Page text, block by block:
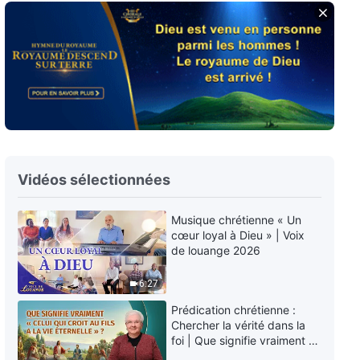
21:40
Film chrétien – Pourquoi Dieu Se
fait-Il deux fois chair pour
sauver l'humanité ? (Extrait)
Film chrétien – Quelle est la
différence essentielle entre Dieu
Vidéos sélectionnées
6:27
Musique chrétienne « Un
cœur loyal à Dieu » | Voix
de louange 2026
Prédication chrétienne :
Chercher la vérité dans la
foi | Que signifie vraiment «